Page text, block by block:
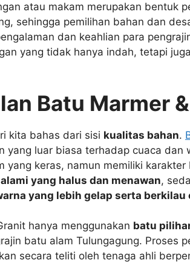
atau makam merupakan bentuk
sehingga pemilihan bahan dan
dan keahlian para
yang tidak hanya indah, tetapi
Batu Marmer
kita bahas dari sisi kualitas bahan.
yang luar biasa terhadap cuaca dan
yang keras, namun memiliki
yang halus dan menawan,
yang lebih gelap serta berkilau
hanya menggunakan batu
batu alam Tulungagung. Proses
secara teliti oleh tenaga ahli